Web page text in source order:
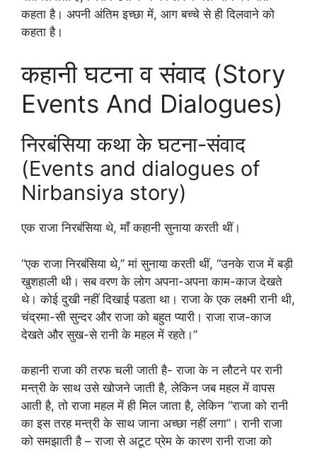
कहता है। अपनी अंतिम इच्छा में, आग बच्चे से ही दिलवाने को
कहता है।
कहानी घटना व संवाद (Story
Events And Dialogues)
निरबंसिया कथा के घटना-संवाद
(Events and dialogues of
Nirbansiya story)
एक राजा निरबंसिया थे, माँ कहानी सुनाया करती थीं।
“एक राजा निरबंसिया थे,” मां सुनाया करती थीं, “उनके राज में बड़ी
खुशहाली थी। सब वरण के लोग अपना-अपना काम-काज देखते
थे। कोई दुखी नहीं दिखाई पडता था। राजा के एक लक्ष्मी रानी थी,
चंद्रमा-सी सुन्दर और राजा को बहुत प्यारी। राजा राज-काज
देखते और सुख-से रानी के महल में रहते।”
कहानी राजा की तरफ चली जाती है- राजा के न लौटने पर रानी
मन्त्री के साथ उसे खोजने जाती है, लेकिन जब महल में वापस
आती है, तो राजा महल में ही मिल जाता है, लेकिन “राजा को रानी
का इस तरह मन्त्री के साथ जाना अच्छा नहीं लगा”। रानी राजा
को समझाती है – राजा से अटूट प्रेम के कारण रानी राजा को